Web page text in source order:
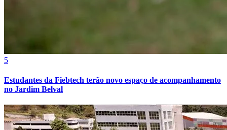
5
Estudantes da Fiebtech terão novo espaço de acompanhamento
no Jardim Belval